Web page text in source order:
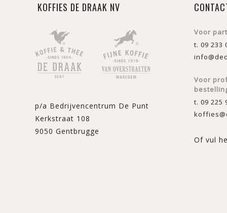
KOFFIES DE DRAAK NV
p/a Bedrijvencentrum De Punt
Kerkstraat 108
9050 Gentbrugge
Voor
t. 09 233
Voor
t. 09 225
Of vul